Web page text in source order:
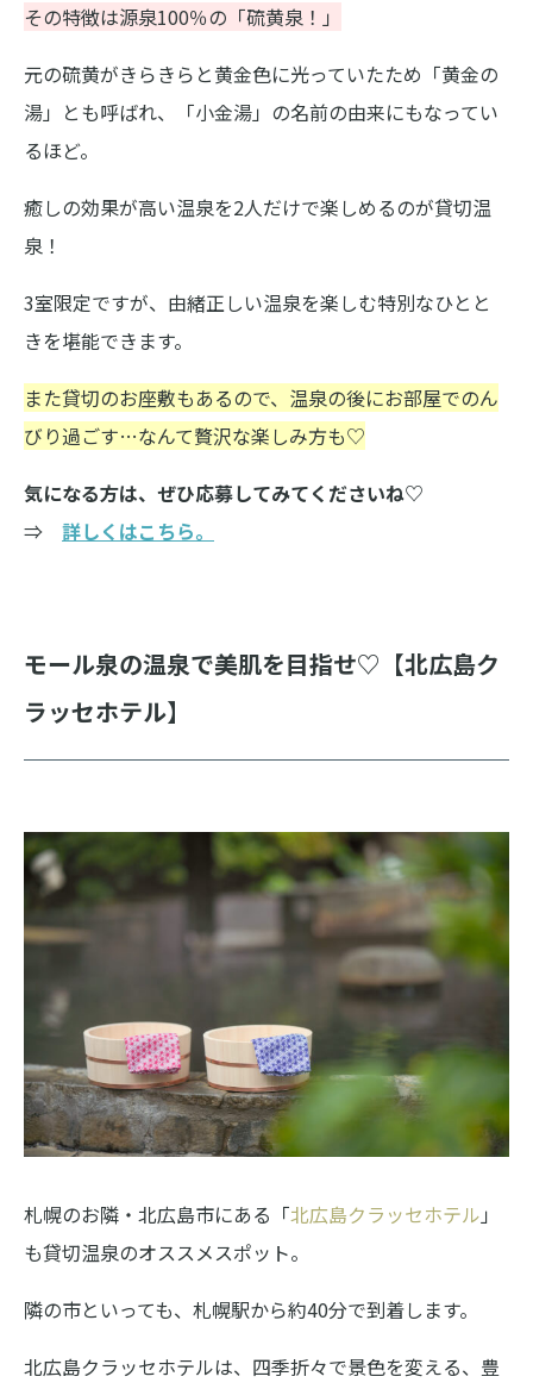
その特徴は源泉100％の「硫黄泉！」
元の硫黄がきらきらと黄金色に光っていたため「黄金の
湯」とも呼ばれ、「小金湯」の名前の由来にもなってい
るほど。
癒しの効果が高い温泉を2人だけで楽しめるのが貸切温
泉！
3室限定ですが、由緒正しい温泉を楽しむ特別なひとと
きを堪能できます。
また貸切のお座敷もあるので、温泉の後にお部屋でのん
びり過ごす…なんて贅沢な楽しみ方も♡
気になる方は、ぜひ応募してみてくださいね♡
⇒ 詳しくはこちら。
モール泉の温泉で美肌を目指せ♡【北広島ク
ラッセホテル】
札幌のお隣・北広島市にある「北広島クラッセホテル 」
も貸切温泉のオススメスポット。
隣の市といっても、札幌駅から約40分で到着します。
北広島クラッセホテルは、四季折々で景色を変える、豊